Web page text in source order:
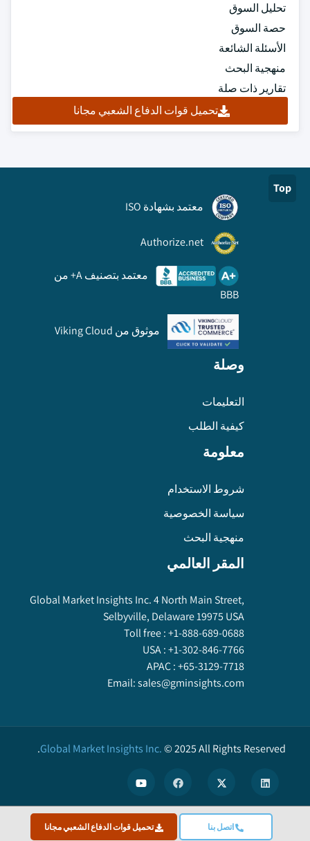
اتصل بنا تحميل قوات الدفاع الشعبي مجانا
تحليل السوق
حصة السوق
الأسئلة الشائعة
منهجية البحث
تقارير ذات صلة
تحميل قوات الدفاع الشعبي مجانا
Top
معتمد بشهادة ISO
Authorize.net
معتمد بتصنيف A+ من
BBB
موثوق من Viking Cloud
وصلة
التعليمات
كيفية الطلب
معلومة
شروط الاستخدام
سياسة الخصوصية
منهجية البحث
المقر العالمي
Global Market Insights Inc. 4 North Main Street,
Selbyville, Delaware 19975 USA
Toll free :+1-888-689-0688
USA :+1-302-846-7766
APAC :+65-3129-7718
Email:sales@gminsights.com
Global Market Insights Inc.©2025All Rights Reserved.
We use cookies to enhance user experience. (Privacy Policy